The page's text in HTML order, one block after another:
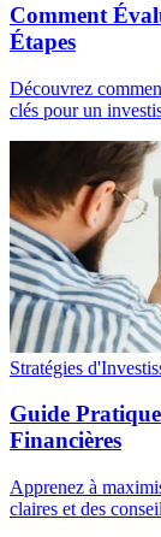
Comment
Étapes
Découvrez
clés pour un
Stratégies
Guide
Financières
Apprenez à
claires et des